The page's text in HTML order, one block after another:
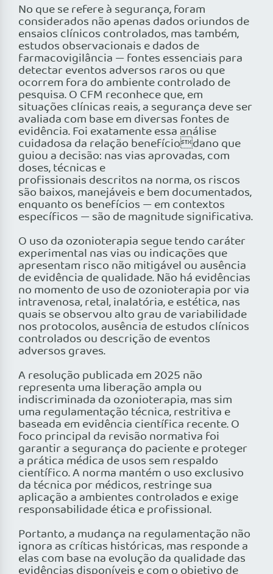
No que se refere à segurança, foram
considerados não apenas dados oriundos de
ensaios clínicos controlados, mas também,
estudos observacionais e dados de
farmacovigilância — fontes essenciais para
detectar eventos adversos raros ou que
ocorrem fora do ambiente controlado de
pesquisa. O CFM reconhece que, em
situações clínicas reais, a segurança deve ser
avaliada com base em diversas fontes de
evidência. Foi exatamente essa análise
cuidadosa da relação benefíciodano que
guiou a decisão: nas vias aprovadas, com
doses, técnicas e
profissionais descritos na norma, os riscos
são baixos, manejáveis e bem documentados,
enquanto os benefícios — em contextos
específicos — são de magnitude significativa.
O uso da ozonioterapia segue tendo caráter
experimental nas vias ou indicações que
apresentam risco não mitigável ou ausência
de evidência de qualidade. Não há evidências
no momento de uso de ozonioterapia por via
intravenosa, retal, inalatória, e estética, nas
quais se observou alto grau de variabilidade
nos protocolos, ausência de estudos clínicos
controlados ou descrição de eventos
adversos graves.
A resolução publicada em 2025 não
representa uma liberação ampla ou
indiscriminada da ozonioterapia, mas sim
uma regulamentação técnica, restritiva e
baseada em evidência científica recente. O
foco principal da revisão normativa foi
garantir a segurança do paciente e proteger
a prática médica de usos sem respaldo
científico. A norma mantém o uso exclusivo
da técnica por médicos, restringe sua
aplicação a ambientes controlados e exige
responsabilidade ética e profissional.
Portanto, a mudança na regulamentação não
ignora as críticas históricas, mas responde a
elas com base na evolução da qualidade das